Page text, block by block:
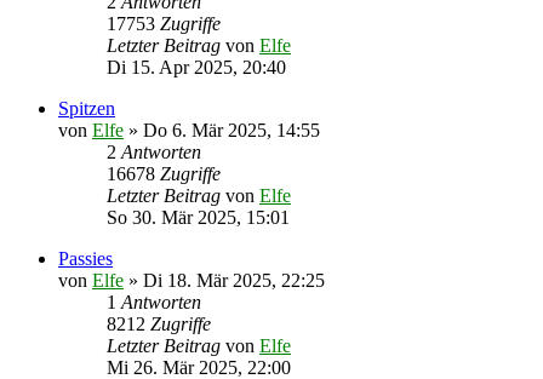
17753 Zugriffe
Letzter Beitrag von Elfe
Di 15. Apr 2025, 20:40
Spitzen
von Elfe » Do 6. Mär 2025, 14:55
2 Antworten
16678 Zugriffe
Letzter Beitrag von Elfe
So 30. Mär 2025, 15:01
Passies
von Elfe » Di 18. Mär 2025, 22:25
1 Antworten
8212 Zugriffe
Letzter Beitrag von Elfe
Mi 26. Mär 2025, 22:00